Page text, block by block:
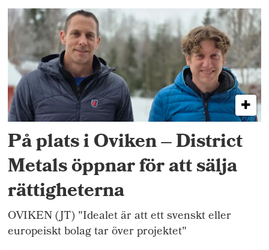
På plats i Oviken – District
Metals öppnar för att sälja
rättigheterna
OVIKEN (JT) "Idealet är att ett svenskt eller
europeiskt bolag tar över projektet"